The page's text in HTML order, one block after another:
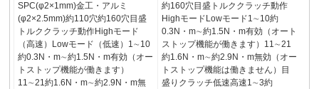
SPC(φ2×1mm)金工・アルミ
(φ2×2.5mm)約110穴約160穴目盛
トルククラッチ動作Highモード
（高速）Lowモード（低速）1∼10
約0.3N・m∼約1.5N・m有効（オー
トストップ機能が働きます）
11∼21約1.6N・m∼約2.9N・m無
約160穴目盛トルククラッチ動作
HighモードLowモード1∼10約
0.3N・m∼約1.5N・m有効（オート
ストップ機能が働きます）11∼21
約1.6N・m∼約2.9N・m無効（オー
トストップ機能は働きません）目
盛りクラッチ低速高速1∼3約